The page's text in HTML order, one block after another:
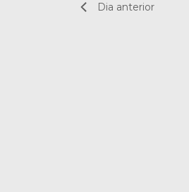
Dia anterior